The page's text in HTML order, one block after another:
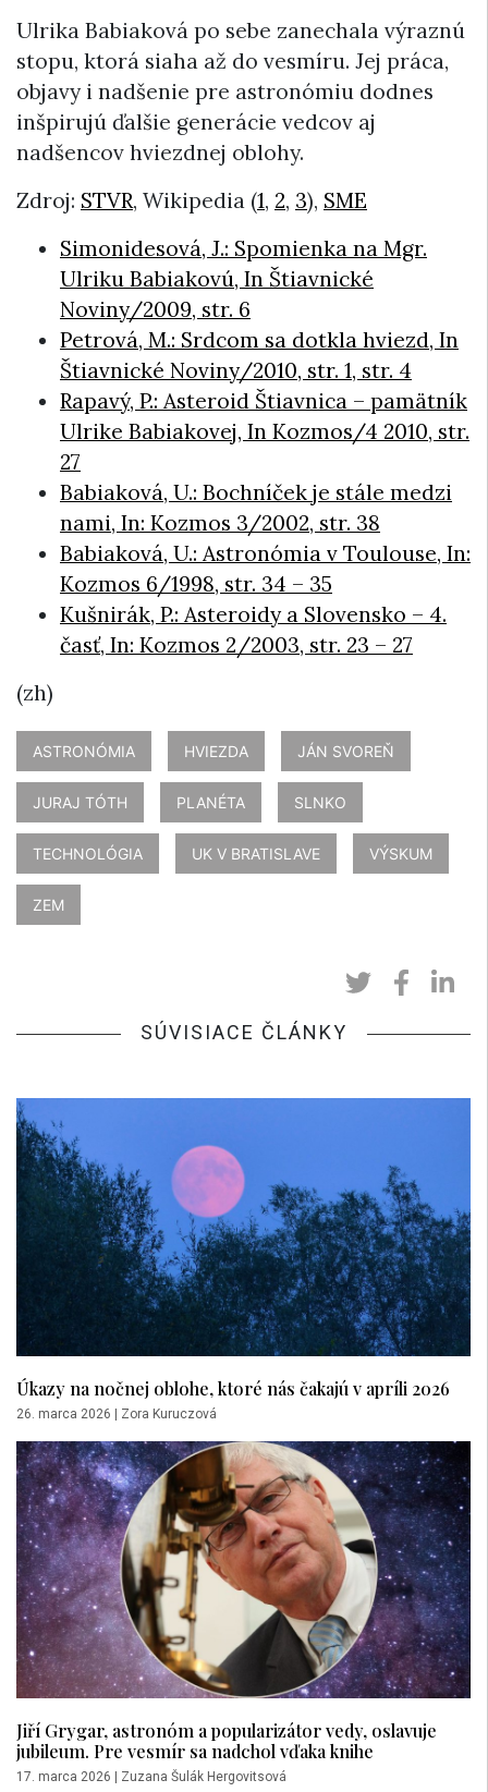
Ulrika Babiaková po sebe zanechala výraznú
stopu, ktorá siaha až do vesmíru. Jej práca,
objavy i nadšenie pre astronómiu dodnes
inšpirujú ďalšie generácie vedcov aj
nadšencov hviezdnej oblohy.
Zdroj: STVR, Wikipedia (1, 2, 3), SME
Simonidesová, J.: Spomienka na Mgr.
Ulriku Babiakovú, In Štiavnické
Noviny/2009, str. 6
Petrová, M.: Srdcom sa dotkla hviezd, In
Štiavnické Noviny/2010, str. 1, str. 4
Rapavý, P.: Asteroid Štiavnica – pamätník
Ulrike Babiakovej, In Kozmos/4 2010, str.
27
Babiaková, U.: Bochníček je stále medzi
nami, In: Kozmos 3/2002, str. 38
Babiaková, U.: Astronómia v Toulouse, In:
Kozmos 6/1998, str. 34 – 35
Kušnirák, P.: Asteroidy a Slovensko – 4.
časť, In: Kozmos 2/2003, str. 23 – 27
(zh)
ASTRONÓMIA HVIEZDA JÁN SVOREŇ
JURAJ TÓTH PLANÉTA SLNKO
TECHNOLÓGIA UK V BRATISLAVE VÝSKUM
ZEM
SÚVISIACE ČLÁNKY
Úkazy na nočnej oblohe, ktoré nás čakajú v apríli 2026
26. marca 2026 | Zora Kuruczová
Jiří Grygar, astronóm a popularizátor vedy, oslavuje
jubileum. Pre vesmír sa nadchol vďaka knihe
17. marca 2026 Zuzana Šulák Hergovitsová